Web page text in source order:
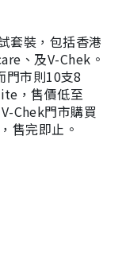
套裝，包括香港
、及V-Chek。
門市則10支8
，售價低至
Chek門市購買
售完即止。